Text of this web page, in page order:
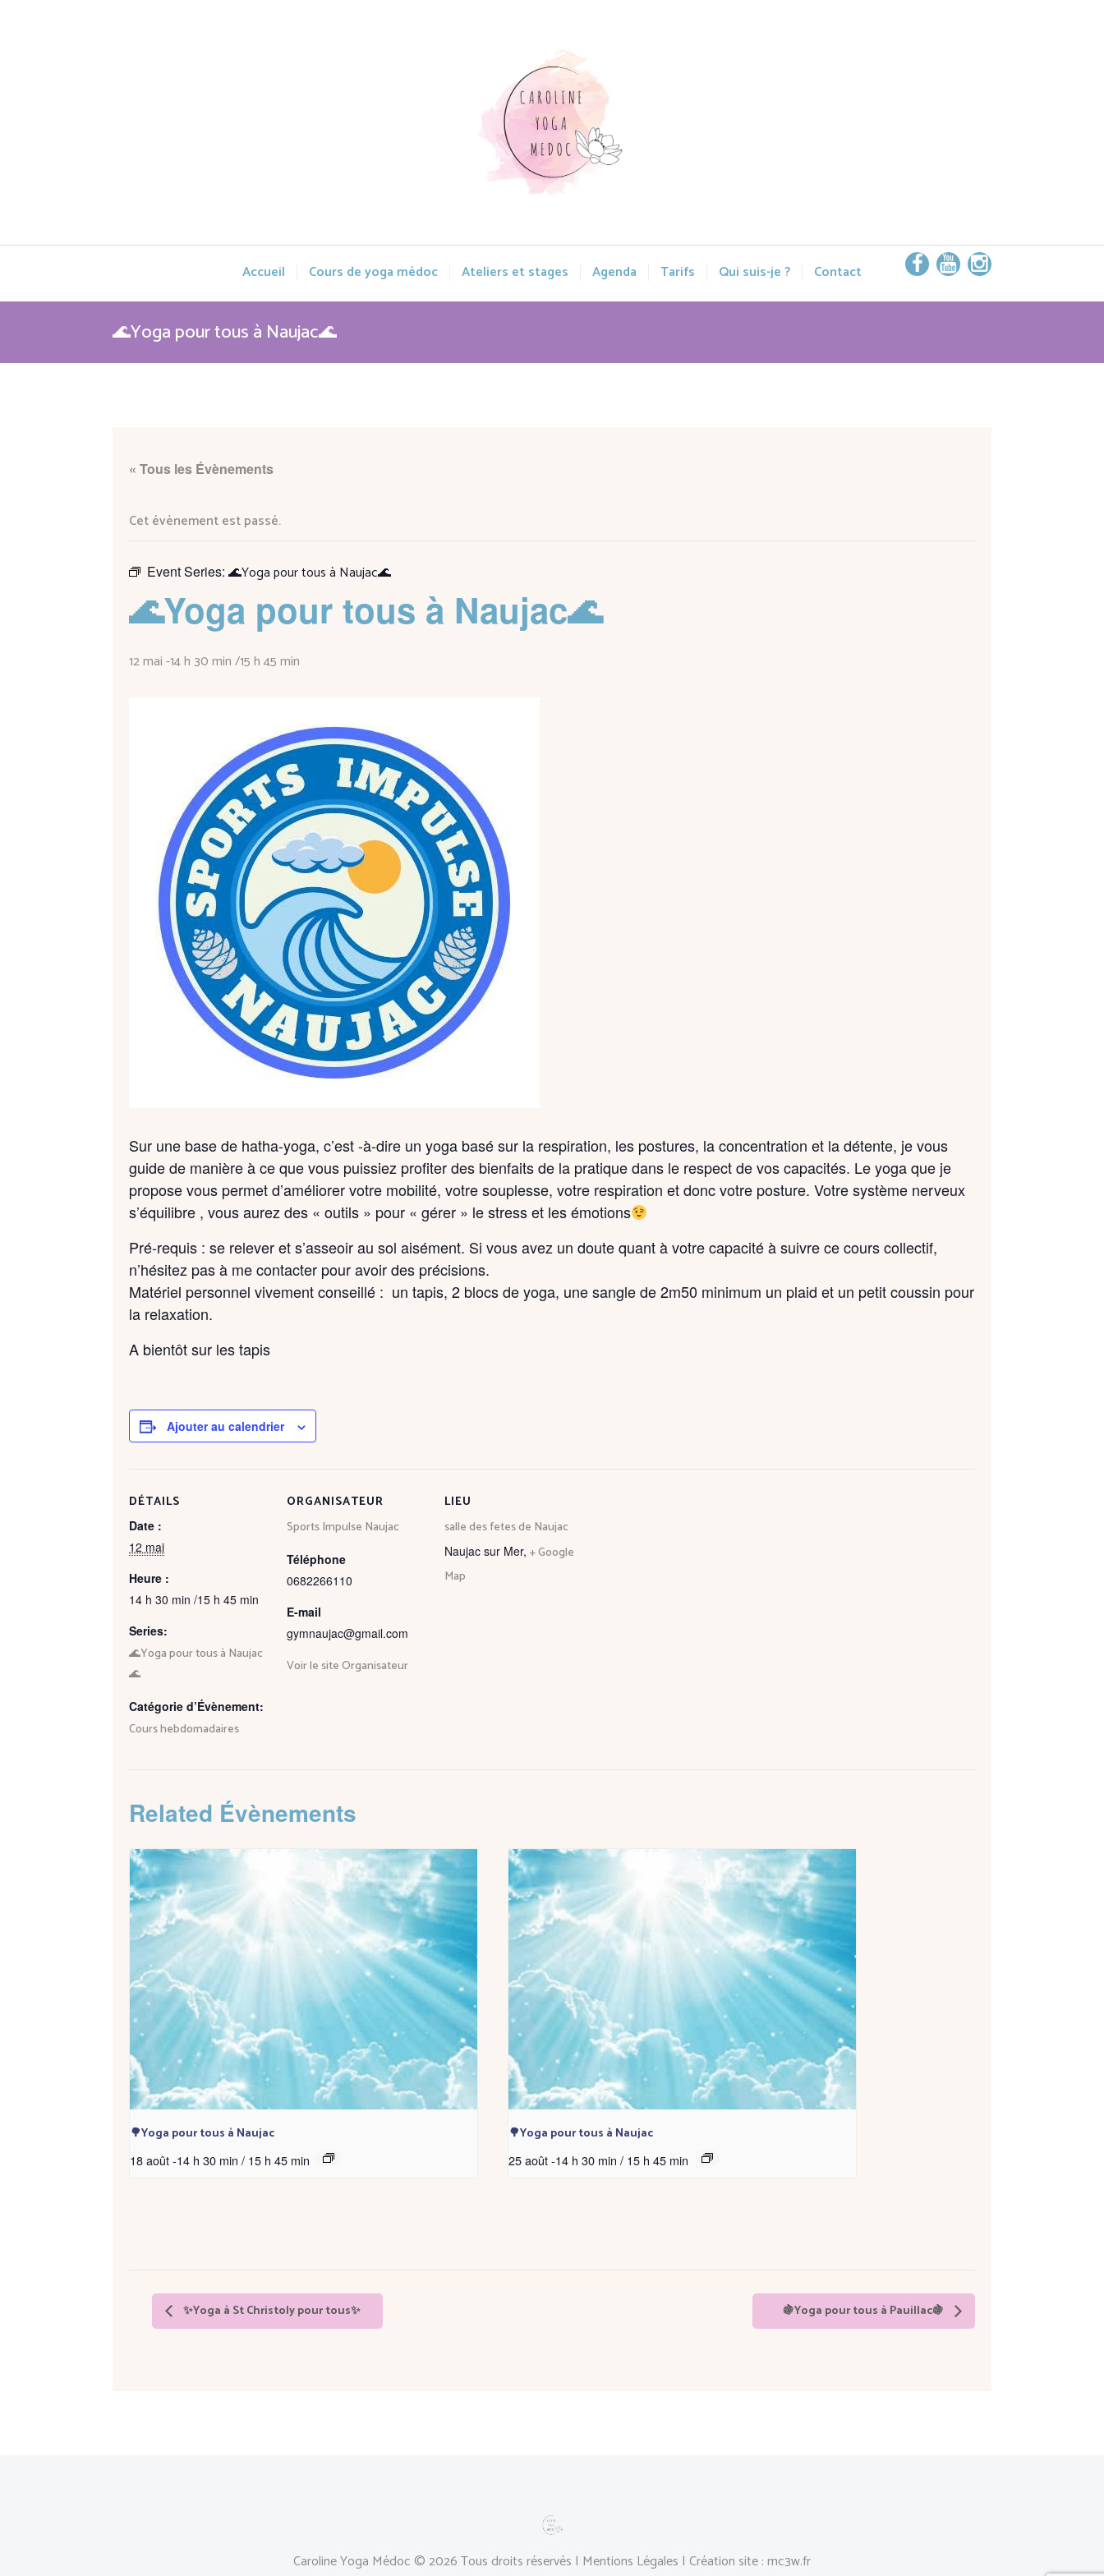
Accueil Cours de yoga médoc Ateliers et stages Agenda Tarifs Qui suis-je ? Contact
🌊Yoga pour tous à Naujac🌊
« Tous les Évènements
Cet évènement est passé.
Event Series: 🌊Yoga pour tous à Naujac🌊
🌊Yoga pour tous à Naujac🌊
12 mai -14 h 30 min/15 h 45 min
Sur une base de hatha-yoga, c’est -à-dire un yoga basé sur la respiration, les postures, la concentration et la détente, je vous
guide de manière à ce que vous puissiez profiter des bienfaits de la pratique dans le respect de vos capacités. Le yoga que je
propose vous permet d’améliorer votre mobilité, votre souplesse, votre respiration et donc votre posture. Votre système nerveux
s’équilibre , vous aurez des « outils » pour « gérer » le stress et les émotions
Pré-requis : se relever et s’asseoir au sol aisément. Si vous avez un doute quant à votre capacité à suivre ce cours collectif,
n’hésitez pas à me contacter pour avoir des précisions.
Matériel personnel vivement conseillé : un tapis, 2 blocs de yoga, une sangle de 2m50 minimum un plaid et un petit coussin pour
la relaxation.
A bientôt sur les tapis
Ajouter au calendrier
DÉTAILS
Date :
12 mai
Heure :
14 h 30 min /15 h 45 min
Series:
🌊Yoga pour tous à Naujac
🌊
Catégorie d’Évènement:
Cours hebdomadaires
ORGANISATEUR
Sports Impulse Naujac
Téléphone
0682266110
E-mail
gymnaujac@gmail.com
Voir le site Organisateur
LIEU
salle des fetes de Naujac
Naujac sur Mer, + Google
Map
Related Évènements
🌳Yoga pour tous à Naujac
18 août -14 h 30 min / 15 h 45 min
🌳Yoga pour tous à Naujac
25 août -14 h 30 min / 15 h 45 min
✨Yoga à St Christoly pour tous✨ 🍇Yoga pour tous à Pauillac🍇
Caroline Yoga Médoc © 2026 Tous droits réservés | Mentions Légales | Création site :mc3w.fr